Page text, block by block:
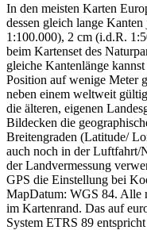
In den meisten Karten
dessen gleich lange
1:100.000), 2 cm (i.d.R.
beim Kartenset des
gleiche Kantenlänge
Position auf wenige Meter
neben einem weltweit
die älteren, eigenen
Bildecken die
Breitengraden (Latitude/
auch noch in der Luftfahrt/
der Landvermessung
GPS die Einstellung bei
MapDatum: WGS 84. Alle
im Kartenrand. Das auf
System ETRS 89